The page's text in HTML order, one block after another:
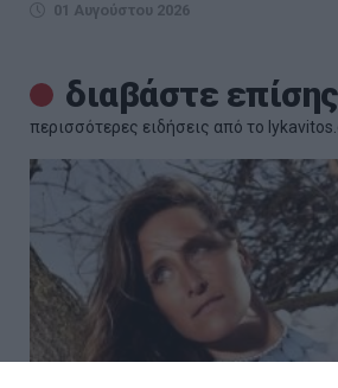
01 Αυγούστου 2026
διαβάστε επίσης
περισσότερες ειδήσεις από το